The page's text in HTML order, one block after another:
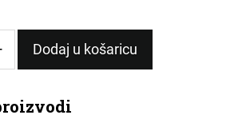
Dodaj u košaricu